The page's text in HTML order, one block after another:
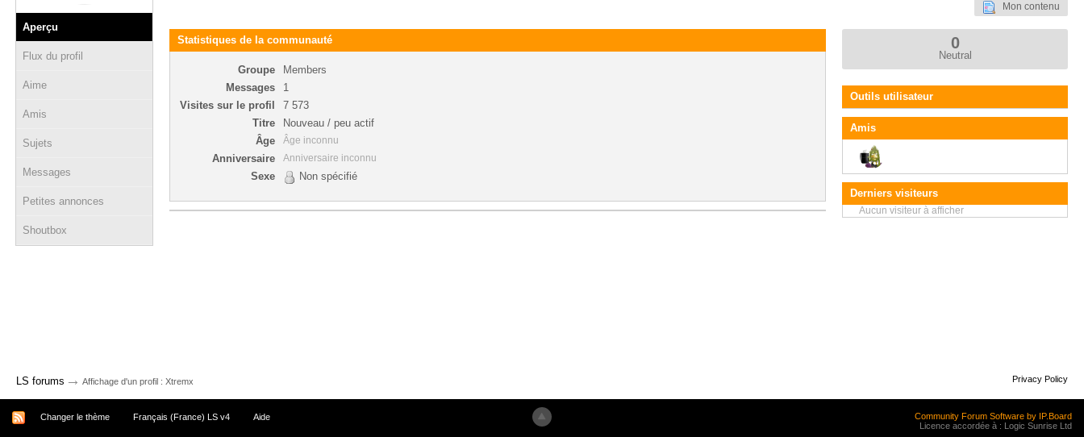
Aperçu
Flux du profil
Aime
Amis
Sujets
Messages
Petites annonces
Shoutbox
Mon contenu
Statistiques de la communauté
Groupe
Members
Messages
1
Visites sur le profil
7 573
Titre
Nouveau / peu actif
Âge
Âge inconnu
Anniversaire Anniversaire inconnu
Sexe Non spécifié
0
Neutral
Outils utilisateur
Amis
Derniers visiteurs
Aucun visiteur à afficher
LS forums → Affichage d'un profil : Xtremx Privacy Policy
Changer le thème Français (France) LS v4 Aide
Community Forum Software by IP.Board
Licence accordée à : Logic Sunrise Ltd